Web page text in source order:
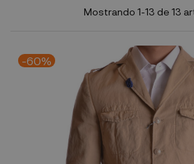
Mostrando 1-13 de 13
-60%